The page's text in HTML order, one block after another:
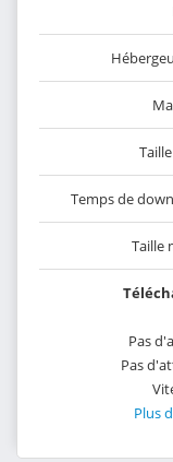
Temps de
Taille
Pas
Pas
Plus